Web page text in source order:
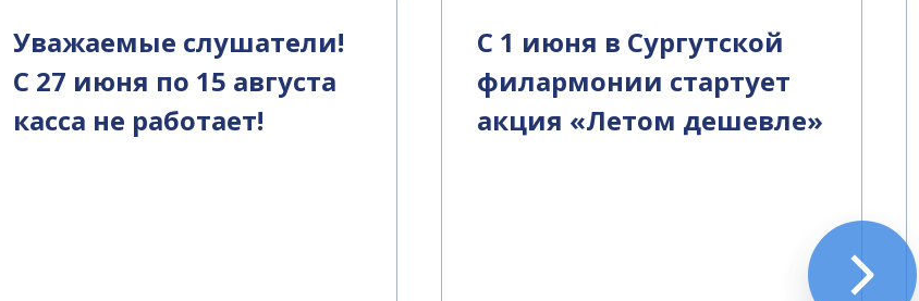
Уважаемые слушатели!
С 27 июня по 15 августа
касса не работает!
С 1 июня в Сургутской
филармонии стартует
акция «Летом дешевле»